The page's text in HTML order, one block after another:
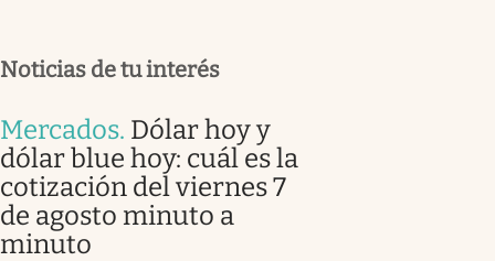
Noticias de tu interés
Mercados. Dólar hoy y
dólar blue hoy: cuál es la
cotización del viernes 7
de agosto minuto a
minuto